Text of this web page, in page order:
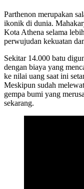
Parthenon merupakan
ikonik di dunia.
Kota Athena selama
perwujudan kekuatan
Sekitar 14.000 batu
dengan biaya yang
ke nilai uang saat ini
Meskipun sudah
gempa bumi yang
sekarang.